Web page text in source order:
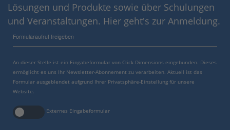
Lösungen und Produkte sowie über Schulungen
und Veranstaltungen. Hier geht's zur Anmeldung.
Formularaufruf freigeben
An dieser Stelle ist ein Eingabeformular von Click Dimensions eingebunden. Dieses
ermöglicht es uns Ihr Newsletter-Abonnement zu verarbeiten. Aktuell ist das
Formular ausgeblendet aufgrund Ihrer Privatsphäre-Einstellung für unsere
Website.
Externes Eingabeformular